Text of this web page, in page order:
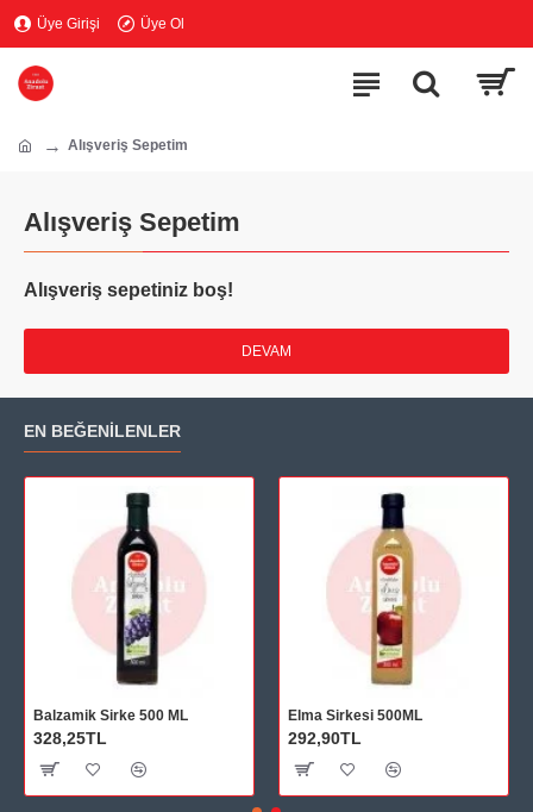
Üye Girişi Üye Ol
Alışveriş Sepetim
Alışveriş Sepetim
Alışveriş sepetiniz boş!
DEVAM
EN BEĞENILENLER
Balzamik Sirke 500 ML
328,25TL
Elma Sirkesi 500ML
292,90TL